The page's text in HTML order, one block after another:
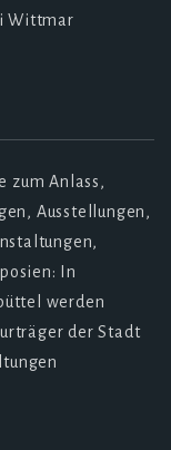
Wittmar
zum Anlass,
Ausstellungen,
In
werden
der Stadt